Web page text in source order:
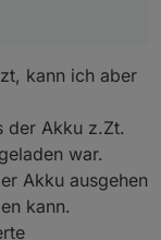
kann ich aber
der Akku z.Zt.
war.
Akku ausgehen
kann.